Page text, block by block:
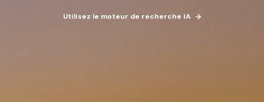
Utilisez le moteur de recherche IA